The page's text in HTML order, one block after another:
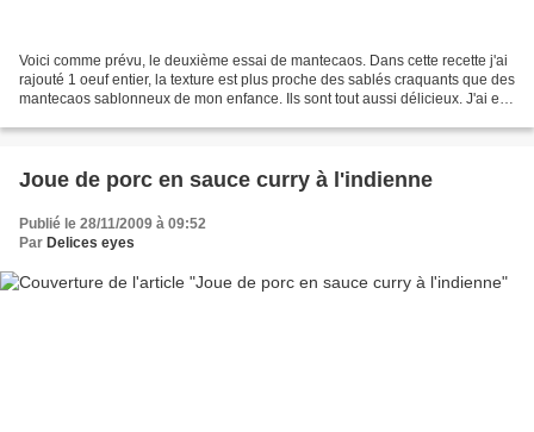
Voici comme prévu, le deuxième essai de mantecaos. Dans cette recette j'ai
rajouté 1 oeuf entier, la texture est plus proche des sablés craquants que des
mantecaos sablonneux de mon enfance. Ils sont tout aussi délicieux. J'ai eu
Joue de porc en sauce curry à l'indienne
Publié le 28/11/2009 à 09:52
Par Delices eyes